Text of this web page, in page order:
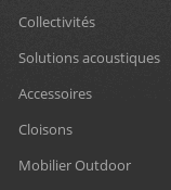
Collectivités
Solutions acoustiques
Accessoires
Cloisons
Mobilier Outdoor